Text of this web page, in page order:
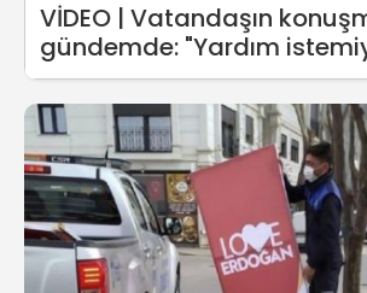
VİDEO | Vatandaşın
gündemde: "Yardım
istiyoruz!"